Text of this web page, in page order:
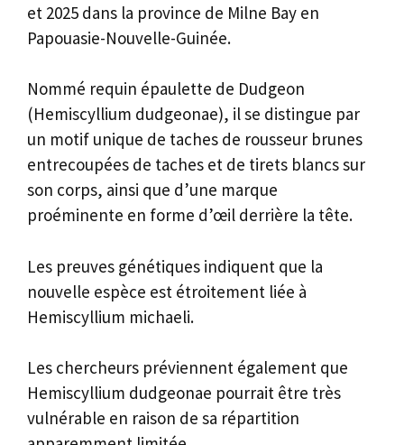
et 2025 dans la province de Milne Bay en
Papouasie-Nouvelle-Guinée.
Nommé requin épaulette de Dudgeon
(Hemiscyllium dudgeonae), il se distingue par
un motif unique de taches de rousseur brunes
entrecoupées de taches et de tirets blancs sur
son corps, ainsi que d’une marque
proéminente en forme d’œil derrière la tête.
Les preuves génétiques indiquent que la
nouvelle espèce est étroitement liée à
Hemiscyllium michaeli.
Les chercheurs préviennent également que
Hemiscyllium dudgeonae pourrait être très
vulnérable en raison de sa répartition